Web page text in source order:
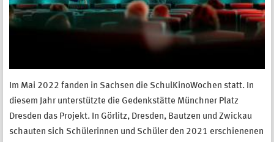
Im Mai 2022 fanden in Sachsen die SchulKinoWochen statt. In
diesem Jahr unterstützte die Gedenkstätte Münchner Platz
Dresden das Projekt. In Görlitz, Dresden, Bautzen und Zwickau
schauten sich Schülerinnen und Schüler den 2021 erschienenen